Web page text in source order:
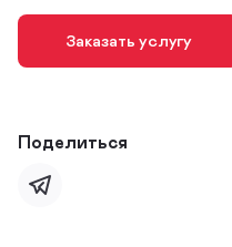
Заказать услугу
Поделиться